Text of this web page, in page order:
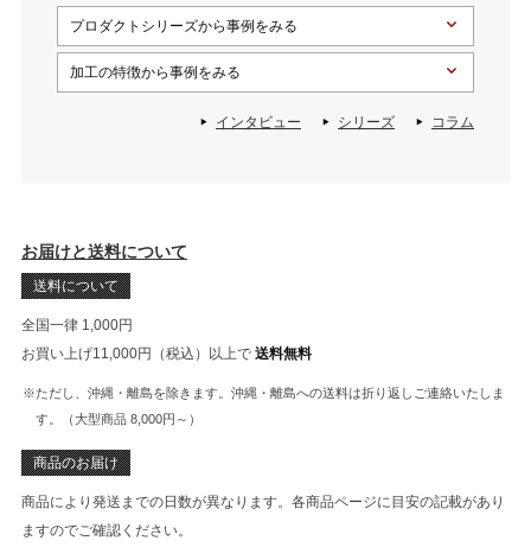
プロダクトシリーズから事例をみる
加工の特徴から事例をみる
インタビュー シリーズ コラム
お届けと送料について
送料について
全国一律 1,000円
お買い上げ11,000円（税込）以上で 送料無料
※ただし、沖縄・離島を除きます。沖縄・離島への送料は折り返しご連絡いたしま
す。（大型商品 8,000円～）
商品のお届け
商品により発送までの日数が異なります。各商品ページに目安の記載があり
ますのでご確認ください。